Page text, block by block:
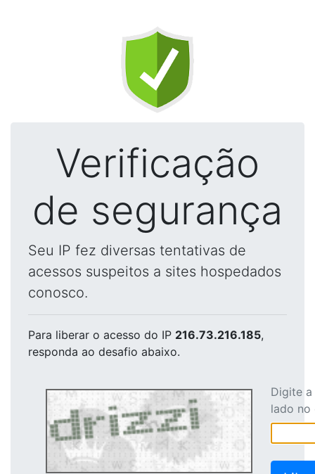
Verificação
de segurança
Seu IP fez diversas tentativas de
acessos suspeitos a sites hospedados
conosco.
Para liberar o acesso do IP 216.73.216.185,
responda ao desafio abaixo.
Digite
lado no